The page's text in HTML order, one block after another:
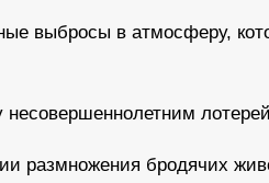
выбросы в атмосферу,
размножения бродячих